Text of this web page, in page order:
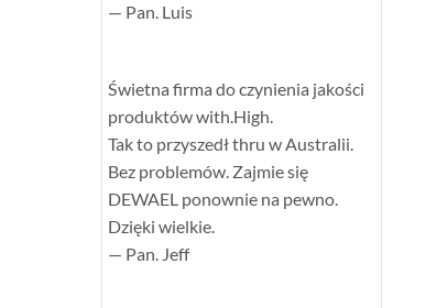
— Pan. Luis
Świetna firma do czynienia jakości
produktów with.High.
Tak to przyszedł thru w Australii.
Bez problemów. Zajmie się
DEWAEL ponownie na pewno.
Dzięki wielkie.
— Pan. Jeff